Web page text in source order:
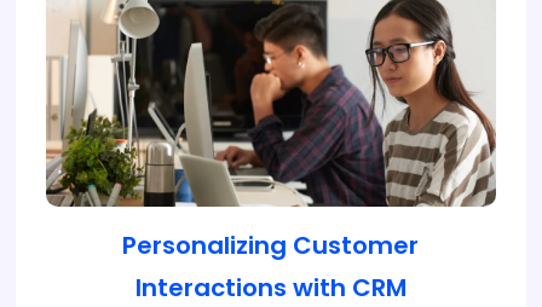
Personalizing Customer
Interactions with CRM